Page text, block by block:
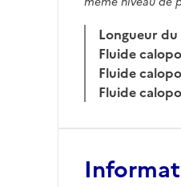
Longueur du
Fluide
Fluide
Fluide